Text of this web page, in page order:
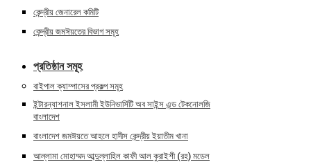
কেন্দ্রীয় জেনারেল কমিটি
কেন্দ্রীয় জমঈয়তের বিভাগ সমূহ
প্রতিষ্ঠান সমূহ
বাইপাল ক্যাম্পাসের প্রকল্প সমূহ
ইন্টারন্যাশনাল ইসলামী ইউনিভার্সিটি অব সাইন্স এন্ড টেকনোলজি
বাংলাদেশ
বাংলাদেশ জমঈয়তে আহলে হাদীস কেন্দ্রীয় ইয়াতীম খানা
আল্লামা মোহাম্মদ আব্দুল্লাহিল কাফী আল কুরাইশী (রহ) মডেল